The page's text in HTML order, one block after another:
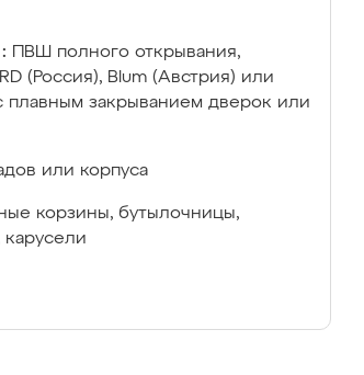
ПВШ полного открывания,
(Россия), Blum (Австрия) или
плавным закрыванием дверок или
или корпуса
корзины, бутылочницы,